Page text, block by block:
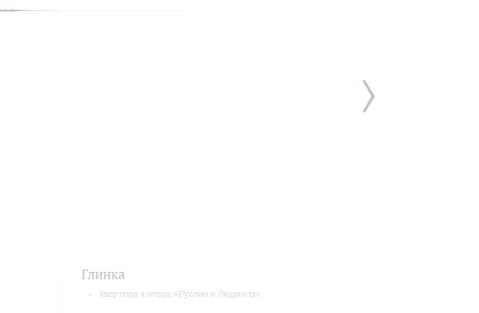
Глинка
Увертюра к опере «Руслан и Людмила»